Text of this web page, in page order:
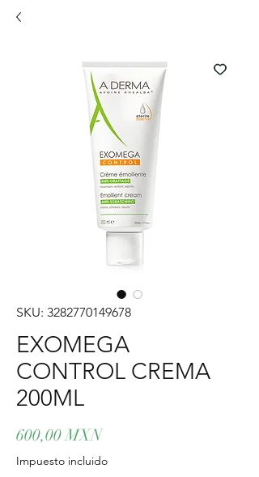
SKU: 3282770149678
EXOMEGA
CONTROL CREMA
200ML
600,00 MXNPrecio
Impuesto incluido